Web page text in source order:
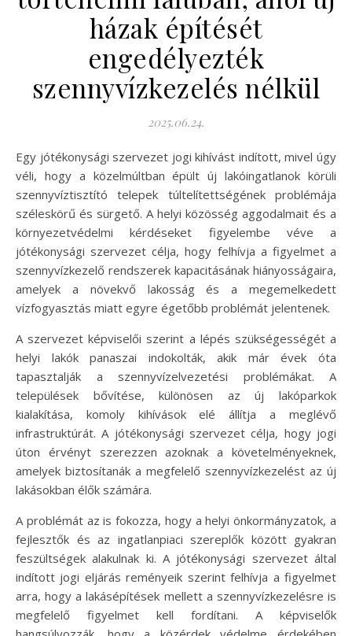
házak építését
engedélyezték
szennyvízkezelés nélkül
2025.06.24.
Egy jótékonysági szervezet jogi kihívást indított, mivel úgy
véli, hogy a közelmúltban épült új lakóingatlanok körüli
szennyvíztisztító telepek túltelítettségének problémája
széleskörű és sürgető. A helyi közösség aggodalmait és a
környezetvédelmi kérdéseket figyelembe véve a
jótékonysági szervezet célja, hogy felhívja a figyelmet a
szennyvízkezelő rendszerek kapacitásának hiányosságaira,
amelyek a növekvő lakosság és a megemelkedett
vízfogyasztás miatt egyre égetőbb problémát jelentenek.
A szervezet képviselői szerint a lépés szükségességét a
helyi lakók panaszai indokolták, akik már évek óta
tapasztalják a szennyvízelvezetési problémákat. A
települések bővítése, különösen az új lakóparkok
kialakítása, komoly kihívások elé állítja a meglévő
infrastruktúrát. A jótékonysági szervezet célja, hogy jogi
úton érvényt szerezzen azoknak a követelményeknek,
amelyek biztosítanák a megfelelő szennyvízkezelést az új
lakásokban élők számára.
A problémát az is fokozza, hogy a helyi önkormányzatok, a
fejlesztők és az ingatlanpiaci szereplők között gyakran
feszültségek alakulnak ki. A jótékonysági szervezet által
indított jogi eljárás reményeik szerint felhívja a figyelmet
arra, hogy a lakásépítések mellett a szennyvízkezelésre is
megfelelő figyelmet kell fordítani. A képviselők